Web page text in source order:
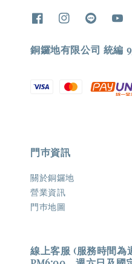
銅鑼地有限公司 統編
門巿資訊
關於銅鑼地
營業資訊
門巿地圖
線上客服 (服務時間為